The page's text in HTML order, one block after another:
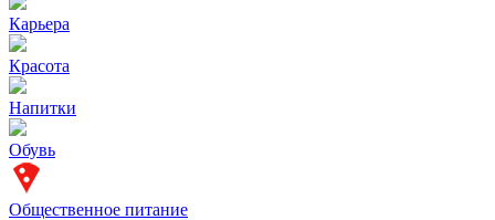
Карьера
Красота
Напитки
Обувь
Общественное питание